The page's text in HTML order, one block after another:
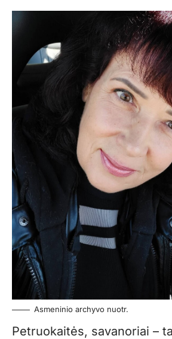
Asmeninio archyvo nuotr.
Petruokaitės, savanoriai –